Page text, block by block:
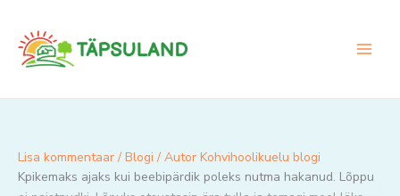
content
Lisa kommentaar / Blogi / Autor Kohvihoolikuelu blogi
Kpikemaks ajaks kui beebipärdik poleks nutma hakanud. Lõppu